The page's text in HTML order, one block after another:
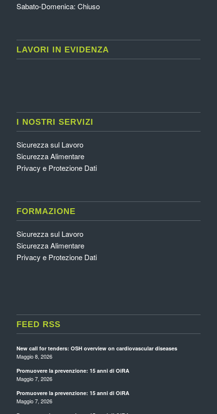
Sabato-Domenica: Chiuso
LAVORI IN EVIDENZA
I NOSTRI SERVIZI
Sicurezza sul Lavoro
Sicurezza Alimentare
Privacy e Protezione Dati
FORMAZIONE
Sicurezza sul Lavoro
Sicurezza Alimentare
Privacy e Protezione Dati
FEED RSS
New call for tenders: OSH overview on cardiovascular diseases
Maggio 8, 2026
Promuovere la prevenzione: 15 anni di OiRA
Maggio 7, 2026
Promuovere la prevenzione: 15 anni di OiRA
Maggio 7, 2026